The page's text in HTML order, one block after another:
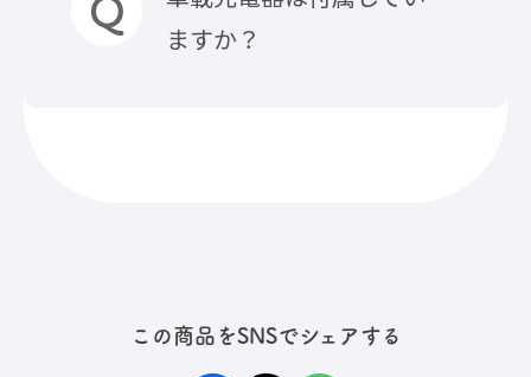
たケースおよびクレジットカー
・iOSは最新にバージョンアップ
・約5mm以上の厚みがある、背
ますか？
ンにも電力を使用しますため、
この商品をSNSでシェアする